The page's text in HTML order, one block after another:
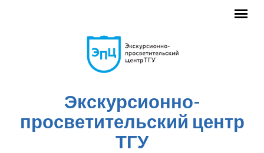
Экскурсионно-
просветительский центр
ТГУ